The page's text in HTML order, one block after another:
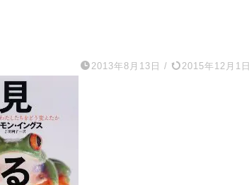
2013年8月13日 / 2015年12月1日